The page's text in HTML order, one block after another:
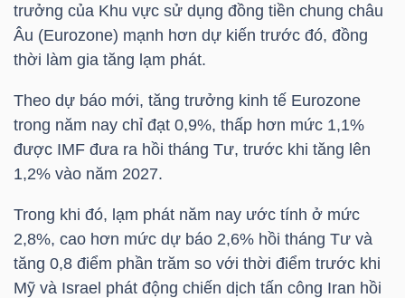
trưởng của Khu vực sử dụng đồng tiền chung châu
Âu (Eurozone) mạnh hơn dự kiến trước đó, đồng
thời làm gia tăng lạm phát.
Theo dự báo mới, tăng trưởng kinh tế Eurozone
trong năm nay chỉ đạt 0,9%, thấp hơn mức 1,1%
được IMF đưa ra hồi tháng Tư, trước khi tăng lên
1,2% vào năm 2027.
Trong khi đó, lạm phát năm nay ước tính ở mức
2,8%, cao hơn mức dự báo 2,6% hồi tháng Tư và
tăng 0,8 điểm phần trăm so với thời điểm trước khi
Mỹ và Israel phát động chiến dịch tấn công Iran hồi
THẾ
GIỚI
ĐÔNG
DƯƠNG
TÀI
CHÍNH
CÁ